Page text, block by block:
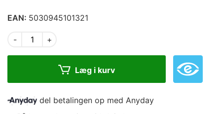
EAN: 5030945101321
- +
Læg i kurv
del betalingen op med Anyday